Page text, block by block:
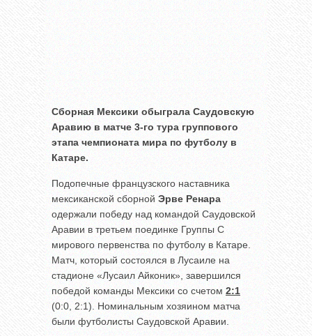
Сборная Мексики обыграла Саудовскую
Аравию в матче 3-го тура группового
этапа чемпионата мира по футболу в
Катаре.
Подопечные французского наставника
мексиканской сборной Эрве Ренара
одержали победу над командой Саудовской
Аравии в третьем поединке Группы С
мирового первенства по футболу в Катаре.
Матч, который состоялся в Лусаиле на
стадионе «Лусаил Айконик», завершился
победой команды Мексики со счетом 2:1
(0:0, 2:1). Номинальным хозяином матча
были футболисты Саудовской Аравии.